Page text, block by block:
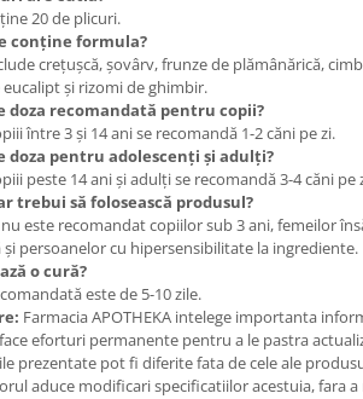
20 de plicuri.
conține formula?
crețușcă, șovârv, frunze de plămânărică,
și rizomi de ghimbir.
doza recomandată pentru copii?
între 3 și 14 ani se recomandă 1-2 căni pe zi.
doza pentru adolescenți și adulți?
peste 14 ani și adulți se recomandă 3-4 căni pe
trebui să folosească produsul?
este recomandat copiilor sub 3 ani, femeilor
și persoanelor cu hipersensibilitate la ingrediente.
o cură?
este de 5-10 zile.
Farmacia APOTHEKA intelege importanta
eforturi permanente pentru a le pastra
prezentate pot fi diferite fata de cele ale
aduce modificari specificatiilor acestuia, fara